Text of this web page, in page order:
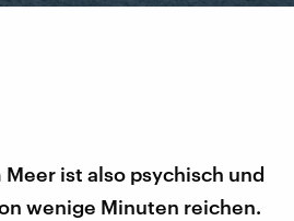
ist also psychisch und
wenige Minuten reichen.